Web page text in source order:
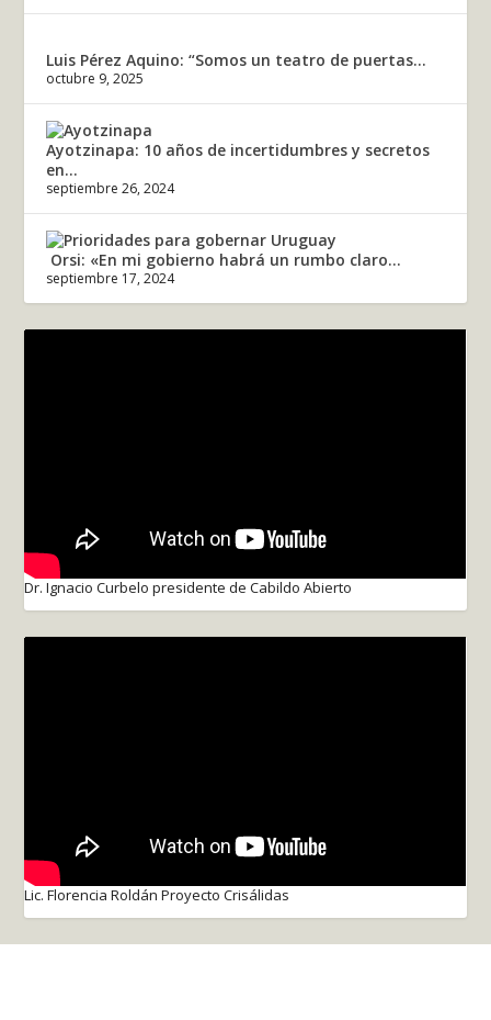
Luis Pérez Aquino: “Somos un teatro de puertas...
octubre 9, 2025
Ayotzinapa: 10 años de incertidumbres y secretos
en...
septiembre 26, 2024
Orsi: «En mi gobierno habrá un rumbo claro...
septiembre 17, 2024
Dr. Ignacio Curbelo presidente de Cabildo Abierto
Lic. Florencia Roldán Proyecto Crisálidas